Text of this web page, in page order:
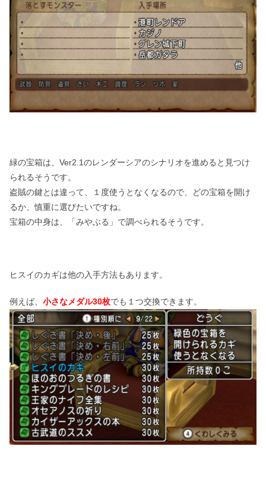
緑の宝箱は、Ver2.1のレンダーシアのシナリオを進めると見つけ
られるそうです。
盗賊の鍵とは違って、１度使うとなくなるので、どの宝箱を開け
るか、慎重に選びたいですね。
宝箱の中身は、「みやぶる」で調べられるそうです。
ヒスイのカギは他の入手方法もあります。
例えば、 小さなメダル30枚でも１つ交換できます。